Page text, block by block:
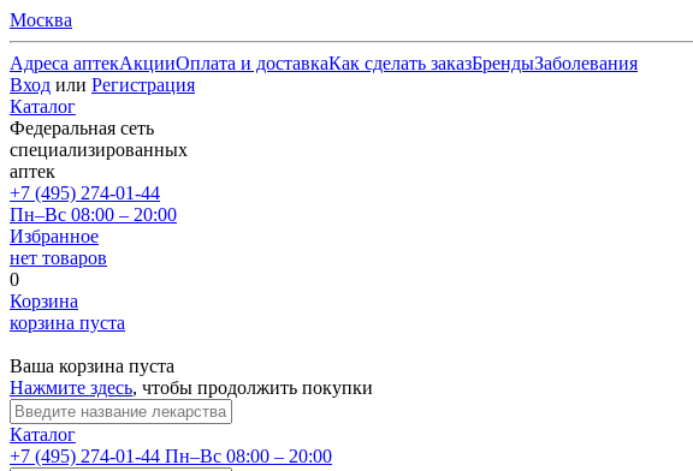
Москва
Адреса аптекАкцииОплата и доставкаКак сделать заказБрендыЗаболевания
Вход или Регистрация
Каталог
Федеральная сеть
специализированных
аптек
+7 (495) 274-01-44
Пн–Вс 08:00 – 20:00
Избранное
нет товаров
0
Корзина
корзина пуста
Ваша корзина пуста
Нажмите здесь, чтобы продолжить покупки
Каталог
+7 (495) 274-01-44 Пн–Вс 08:00 – 20:00